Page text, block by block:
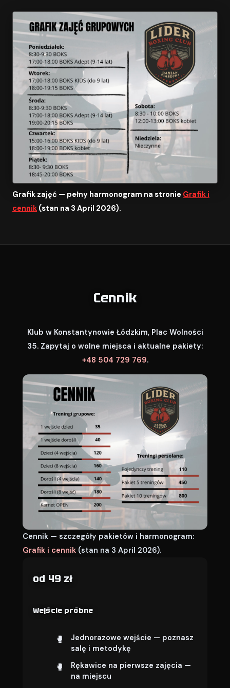
Grafik zajęć — pełny harmonogram na stronie Grafik i
cennik (stan na 3 April 2026).
Cennik
Klub w Konstantynowie Łódzkim, Plac Wolności
35. Zapytaj o wolne miejsca i aktualne pakiety:
+48 504 729 769.
Cennik — szczegóły pakietów i harmonogram:
Grafik i cennik (stan na 3 April 2026).
od 49 zł
Wejście próbne
Jednorazowe wejście — poznasz
salę i metodykę
Rękawice na pierwsze zajęcia —
na miejscu